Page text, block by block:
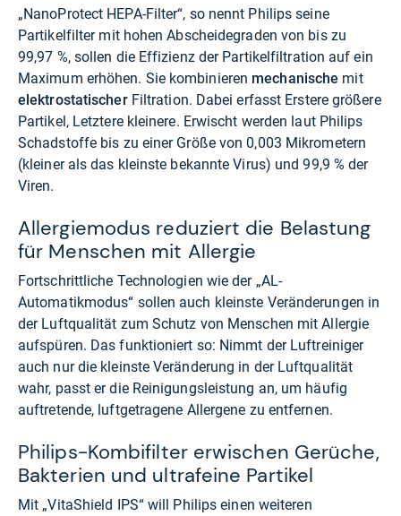
„NanoProtect HEPA-Filter“, so nennt Philips seine
Partikelfilter mit hohen Abscheidegraden von bis zu
99,97 %, sollen die Effizienz der Partikelfiltration auf ein
Maximum erhöhen. Sie kombinieren mechanische mit
elektrostatischerFiltration. Dabei erfasst Erstere größere
Partikel, Letztere kleinere. Erwischt werden laut Philips
Schadstoffe bis zu einer Größe von 0,003 Mikrometern
(kleiner als das kleinste bekannte Virus) und 99,9 % der
Viren.
Allergiemodus reduziert die Belastung
für Menschen mit Allergie
Fortschrittliche Technologien wie der „AL-
Automatikmodus“ sollen auch kleinste Veränderungen in
der Luftqualität zum Schutz von Menschen mit Allergie
aufspüren. Das funktioniert so: Nimmt der Luftreiniger
auch nur die kleinste Veränderung in der Luftqualität
wahr, passt er die Reinigungsleistung an, um häufig
auftretende, luftgetragene Allergene zu entfernen.
Philips-Kombifilter erwischen Gerüche,
Bakterien und ultrafeine Partikel
Mit „VitaShield IPS“ will Philips einen weiteren